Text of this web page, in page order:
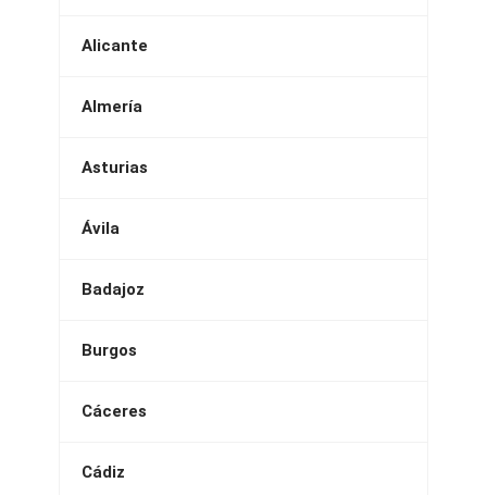
Alicante
Almería
Asturias
Ávila
Badajoz
Burgos
Cáceres
Cádiz